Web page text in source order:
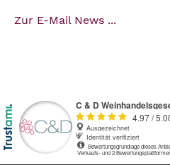
Zur E-Mail News ...